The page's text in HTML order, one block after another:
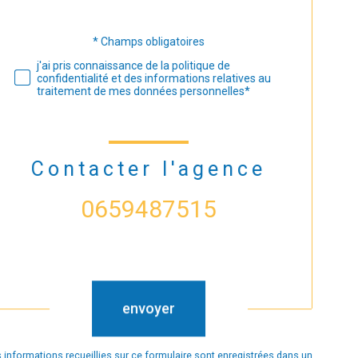
Validation* Champs obligatoires
j'ai pris connaissance de la politique de
confidentialité et des informations relatives au
traitement de mes données personnelles*
Contacter l'agence
0659487515
envoyer
informations recueillies sur ce formulaire sont enregistrées dans un